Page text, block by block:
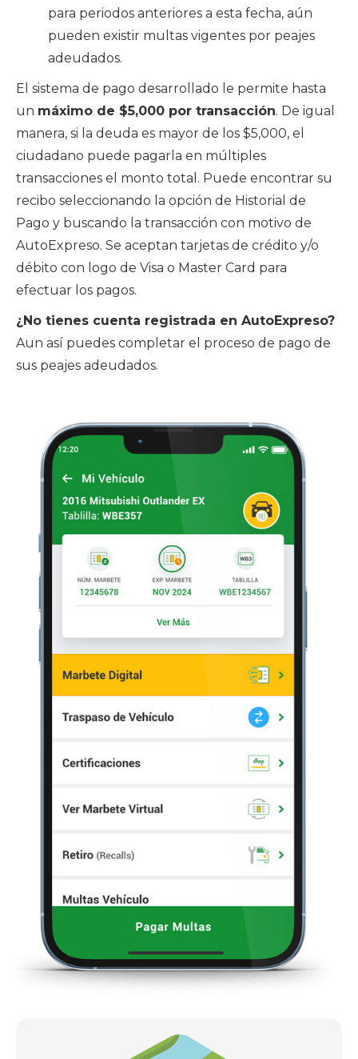
para periodos anteriores a esta fecha, aún
pueden existir multas vigentes por peajes
adeudados.
El sistema de pago desarrollado le permite hasta
un máximo de $5,000 por transacción. De igual
manera, si la deuda es mayor de los $5,000, el
ciudadano puede pagarla en múltiples
transacciones el monto total. Puede encontrar su
recibo seleccionando la opción de Historial de
Pago y buscando la transacción con motivo de
AutoExpreso. Se aceptan tarjetas de crédito y/o
débito con logo de Visa o Master Card para
efectuar los pagos.
¿No tienes cuenta registrada en AutoExpreso?
Aun así puedes completar el proceso de pago de
sus peajes adeudados.